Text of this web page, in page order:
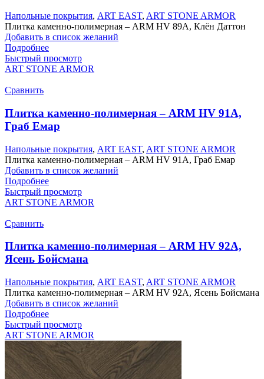
Напольные покрытия, ART EAST, ART STONE ARMOR
Плитка каменно-полимерная – ARM HV 89А, Клён Даттон
Добавить в список желаний
Подробнее
Быстрый просмотр
ART STONE ARMOR
Сравнить
Плитка каменно-полимерная – ARM HV 91А,
Граб Емар
Напольные покрытия, ART EAST, ART STONE ARMOR
Плитка каменно-полимерная – ARM HV 91А, Граб Емар
Добавить в список желаний
Подробнее
Быстрый просмотр
ART STONE ARMOR
Сравнить
Плитка каменно-полимерная – ARM HV 92А,
Ясень Бойсмана
Напольные покрытия, ART EAST, ART STONE ARMOR
Плитка каменно-полимерная – ARM HV 92А, Ясень Бойсмана
Добавить в список желаний
Подробнее
Быстрый просмотр
ART STONE ARMOR